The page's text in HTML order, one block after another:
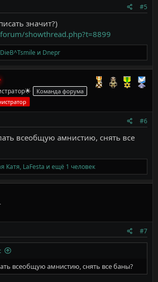
#5
значит?)
showthread.php?t=8899
DieB^Tsmile и Dnepr
Команда форума
#6
всеобщую амнистию, снять все
Катя, LaFesta и ещё 1 человек
#7
всеобщую амнистию, снять все баны?